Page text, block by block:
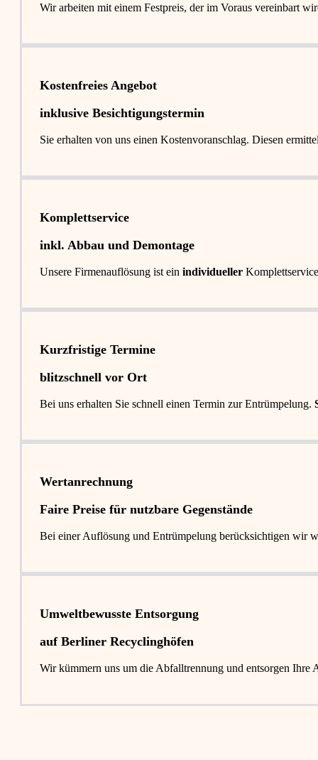
Wir arbeiten mit einem Festpreis, der im Voraus vereinbart
Kostenfreies Angebot
inklusive Besichtigungstermin
Sie erhalten von uns einen Kostenvoranschlag. Diesen
Komplettservice​
inkl. Abbau und Demontage​
Unsere Firmenauflösung ist ein individueller
Kurzfristige Termine​
blitzschnell vor Ort
Bei uns erhalten Sie schnell einen Termin zur Entrümpelung.
Wertanrechnung
Faire Preise für nutzbare Gegenstände
Bei einer Auflösung und Entrümpelung berücksichtigen wir
Umweltbewusste Entsorgung
auf Berliner Recyclinghöfen​
Wir kümmern uns um die Abfalltrennung und entsorgen